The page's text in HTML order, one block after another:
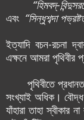
“হিমবদ্-
এবং “সিন্ধুশব্দা
ইত্যাদি বচন-রচনা
এক্ষনে আমরা পৃথিবীর
পৃথিবীতে প্রধানতঃ
সংখ্যাই অধিক।
যাঁহারা তাহা স্বীকার